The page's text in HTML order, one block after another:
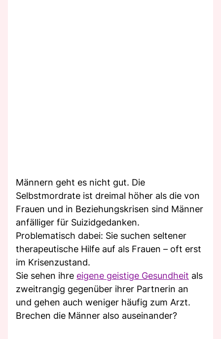
Männern geht es nicht gut. Die
Selbstmordrate ist dreimal höher als die von
Frauen und in Beziehungskrisen sind Männer
anfälliger für Suizidgedanken.
Problematisch dabei: Sie suchen seltener
therapeutische Hilfe auf als Frauen – oft erst
im Krisenzustand.
Sie sehen ihre eigene geistige Gesundheit als
zweitrangig gegenüber ihrer Partnerin an
und gehen auch weniger häufig zum Arzt.
Brechen die Männer also auseinander?